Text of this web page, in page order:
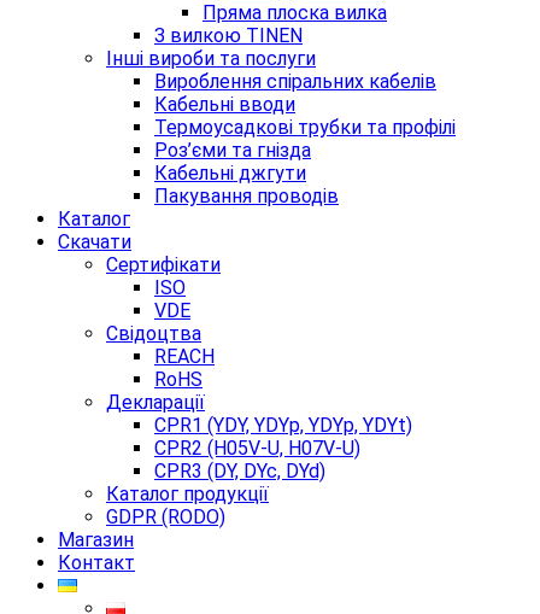
Пряма плоска вилка
З вилкою TINEN
Інші вироби та послуги
Вироблення спіральних кабелів
Кабельні вводи
Термоусадкові трубки та профілі
Роз’єми та гнізда
Кабельні джгути
Пакування проводів
Каталог
Скачати
Сертифікати
ISO
VDE
Свідоцтва
REACH
RoHS
Декларації
CPR1 (YDY, YDYp, YDYp, YDYt)
CPR2 (H05V-U, H07V-U)
CPR3 (DY, DYc, DYd)
Каталог продукції
GDPR (RODO)
Магазин
Контакт